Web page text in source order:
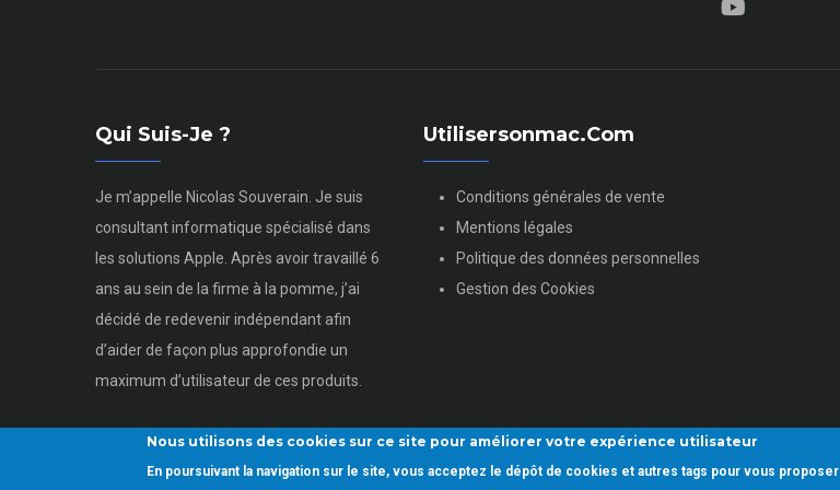
Qui Suis-Je ?
Je m’appelle Nicolas Souverain. Je suis
consultant informatique spécialisé dans
les solutions Apple. Après avoir travaillé 6
ans au sein de la firme à la pomme, j’ai
décidé de redevenir indépendant afin
d’aider de façon plus approfondie un
maximum d’utilisateur de ces produits.
Utilisersonmac.com
Conditions générales de vente
Mentions légales
Politique des données personnelles
Gestion des Cookies
Nous utilisons des cookies sur ce site pour améliorer votre expérience utilisateur
En poursuivant la navigation sur le site, vous acceptez le dépôt de cookies et autres tags pour vous proposer